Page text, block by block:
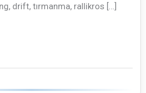
drift, tırmanma, rallikros […]